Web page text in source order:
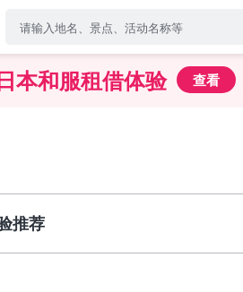
本和服租借体验 查看
推荐